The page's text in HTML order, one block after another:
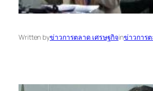
Written byข่าวการตลาด เศรษฐกิจinข่าวการ